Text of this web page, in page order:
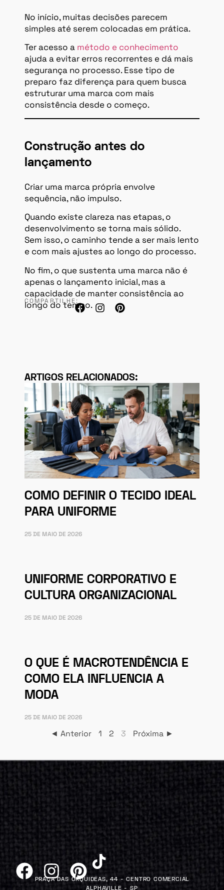
No início, muitas decisões parecem
simples até serem colocadas em prática.
Ter acesso a método e conhecimento
ajuda a evitar erros recorrentes e dá mais
segurança no processo. Esse tipo de
preparo faz diferença para quem busca
estruturar uma marca com mais
consistência desde o começo.
Construção antes do
lançamento
Criar uma marca própria envolve
sequência, não impulso.
Quando existe clareza nas etapas, o
desenvolvimento se torna mais sólido.
Sem isso, o caminho tende a ser mais lento
e com mais ajustes ao longo do processo.
No fim, o que sustenta uma marca não é
apenas o lançamento inicial, mas a
capacidade de manter consistência ao
longo do tempo.
COMPARTILHE:
ARTIGOS RELACIONADOS:
COMO DEFINIR O TECIDO IDEAL
PARA UNIFORME
25 DE MAIO DE 2026
UNIFORME CORPORATIVO E
CULTURA ORGANIZACIONAL
25 DE MAIO DE 2026
O QUE É MACROTENDÊNCIA E
COMO ELA INFLUENCIA A
MODA
25 DE MAIO DE 2026
◄ Anterior 1 2 3 Próxima ►
PRAÇA DAS ORQUIDEAS, 44 - CENTRO COMERCIAL
ALPHAVILLE - SP